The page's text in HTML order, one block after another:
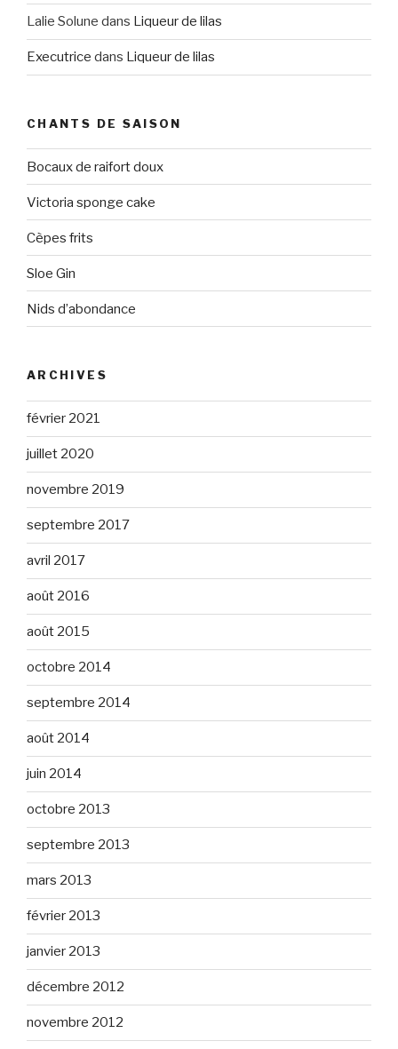
Lalie Solune dans Liqueur de lilas
Executrice dans Liqueur de lilas
CHANTS DE SAISON
Bocaux de raifort doux
Victoria sponge cake
Cèpes frits
Sloe Gin
Nids d’abondance
ARCHIVES
février 2021
juillet 2020
novembre 2019
septembre 2017
avril 2017
août 2016
août 2015
octobre 2014
septembre 2014
août 2014
juin 2014
octobre 2013
septembre 2013
mars 2013
février 2013
janvier 2013
décembre 2012
novembre 2012